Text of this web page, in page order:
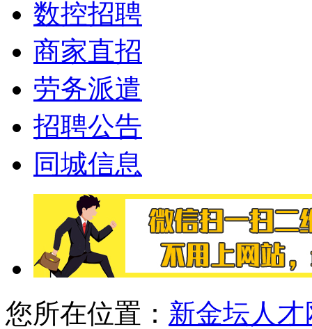
数控招聘
商家直招
劳务派遣
招聘公告
同城信息
您所在位置： 新金坛人才